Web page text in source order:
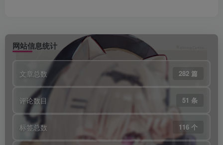
网站信息统计
文章总数 282 篇
评论数目 51 条
标签总数 116 个